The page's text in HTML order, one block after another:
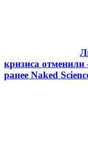
кризиса
ранее Naked